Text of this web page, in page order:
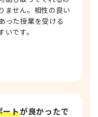
ません。相性の良い
った授業を受ける
いです。
ートが良かったで